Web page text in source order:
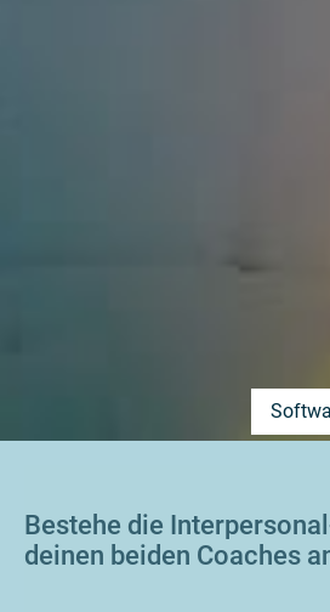
Bestehe die
deinen beiden Coaches